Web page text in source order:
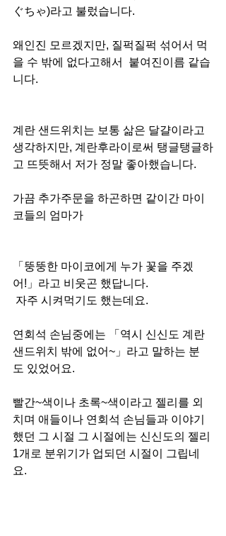
ぐちゃ)라고 불렀습니다.
왜인진 모르겠지만, 질퍽질퍽 섞어서 먹
을 수 밖에 없다고해서  붙여진이름 같습
니다.
계란 샌드위치는 보통 삶은 달걀이라고
생각하지만, 계란후라이로써 탱글탱글하
고 뜨뜻해서 저가 정말 좋아했습니다.
가끔 추가주문을 하곤하면 같이간 마이
코들의 엄마가
「뚱뚱한 마이코에게 누가 꽃을 주겠
어!」라고 비웃곤 했답니다.
자주 시켜먹기도 했는데요.
연회석 손님중에는 「역시 신신도 계란
샌드위치 밖에 없어~」라고 말하는 분
도 있었어요.
빨간~색이나 초록~색이라고 젤리를 외
치며 애들이나 연회석 손님들과 이야기
했던 그 시절 그 시절에는 신신도의 젤리
1개로 분위기가 업되던 시절이 그립네
요.